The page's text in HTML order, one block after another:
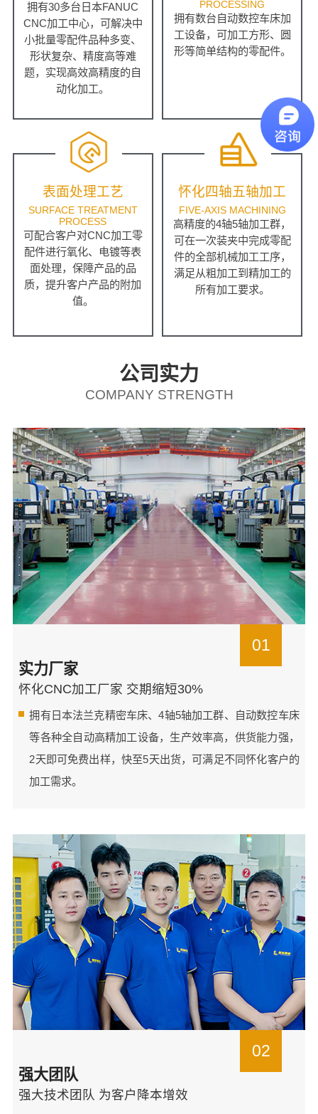
拥有30多台日本FANUC
CNC加工中心，可解决中
小批量零配件品种多变、
形状复杂、精度高等难
题，实现高效高精度的自
动化加工。
PROCESSING
拥有数台自动数控车床加
工设备，可加工方形、圆
形等简单结构的零配件。
表面处理工艺
SURFACE TREATMENT
PROCESS
可配合客户对CNC加工零
配件进行氧化、电镀等表
面处理，保障产品的品
质，提升客户产品的附加
值。
怀化四轴五轴加工
FIVE-AXIS MACHINING
高精度的4轴5轴加工群，
可在一次装夹中完成零配
件的全部机械加工工序，
满足从粗加工到精加工的
所有加工要求。
公司实力
COMPANY STRENGTH
01
实力厂家
怀化CNC加工厂家 交期缩短30%
拥有日本法兰克精密车床、4轴5轴加工群、自动数控车床
等各种全自动高精加工设备，生产效率高，供货能力强，
2天即可免费出样，快至5天出货，可满足不同怀化客户的
加工需求。
02
强大团队
强大技术团队 为客户降本增效